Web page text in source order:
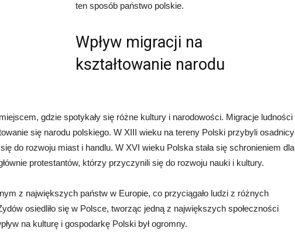
ten sposób państwo polskie.
Wpływ migracji na
kształtowanie narodu
gdzie spotykały się różne kultury i narodowości. Migracje ludności
się narodu polskiego. W XIII wieku na tereny Polski przybyli osadnicy
do rozwoju miast i handlu. W XVI wieku Polska stała się schronieniem dla
protestantów, którzy przyczynili się do rozwoju nauki i kultury.
z największych państw w Europie, co przyciągało ludzi z różnych
osiedliło się w Polsce, tworząc jedną z największych społeczności
na kulturę i gospodarkę Polski był ogromny.